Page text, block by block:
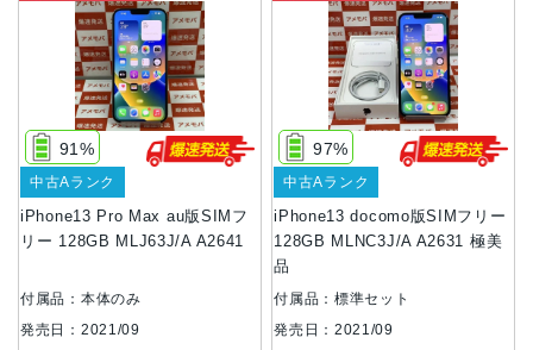
iPhone13 Pro Max au版SIMフ
リー 128GB MLJ63J/A A2641
91%
中古Aランク
付属品：本体のみ
発売日：2021/09
iPhone13 docomo版SIMフリー
128GB MLNC3J/A A2631 極美
品
97%
中古Aランク
付属品：標準セット
発売日：2021/09